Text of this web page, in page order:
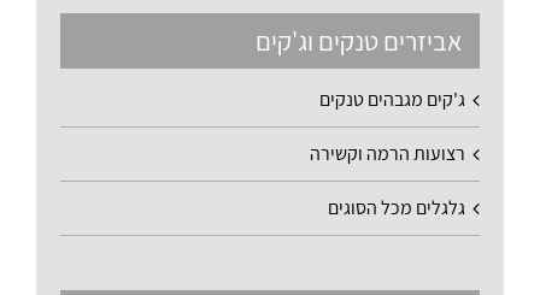
אביזרים טנקים וג'קים
ג'קים מגבהים טנקים
רצועות הרמה וקשירה
גלגלים מכל הסוגים